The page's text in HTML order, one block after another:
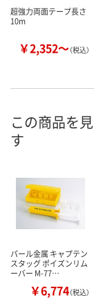
超強力両面テープ長さ
10m
￥2,352～（税込）
この商品を
す
パール金属 キャプテン
スタッグ ポイズンリム
ーバー M-77…
￥6,774（税込）